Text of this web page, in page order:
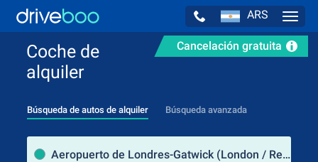
ARS
Cancelación gratuita
Coche de
alquiler
Búsqueda de autos de alquiler Búsqueda avanzada
Aeropuerto de Londres-Gatwick (London / Reino Unido)